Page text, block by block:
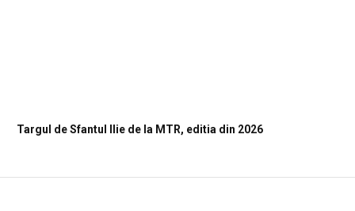
Targul de Sfantul Ilie de la MTR, editia din 2026